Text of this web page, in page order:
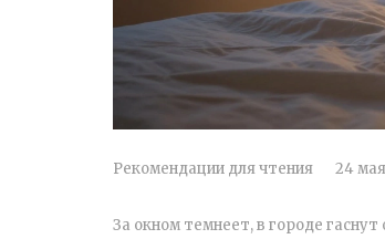
Рекомендации для чтения 24
За окном темнеет, в городе